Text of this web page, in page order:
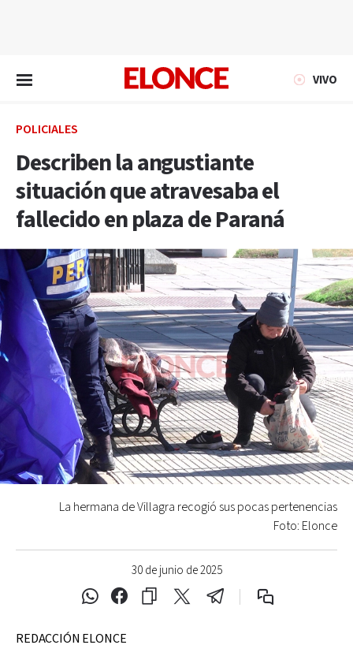
VIVO
POLICIALES
Describen la angustiante
situación que atravesaba el
fallecido en plaza de Paraná
30 de junio de 2025
La hermana de Villagra recogió sus pocas pertenencias
Foto: Elonce
REDACCIÓN ELONCE